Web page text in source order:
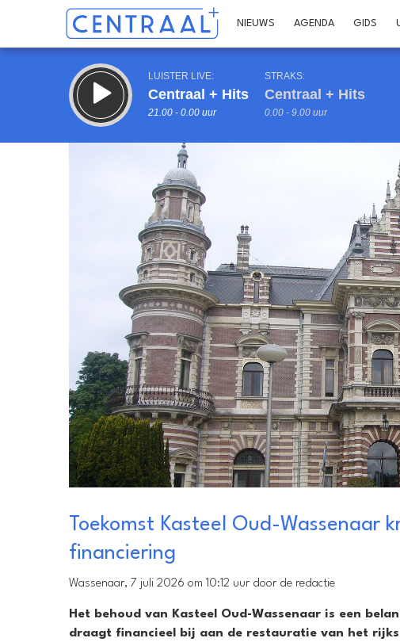
NIEUWS AGENDA GIDS
LUISTER LIVE:
Centraal + Hits
21.00 - 0.00 uur
STRAKS:
Centraal + Hits
0.00 - 9.00 uur
Toekomst Kasteel Oud-
financiering
Wassenaar, 7 juli 2026 om 10:12 uur door de redactie
Het behoud van Kasteel Oud-Wassenaar is een
draagt financieel bij aan de restauratie van het